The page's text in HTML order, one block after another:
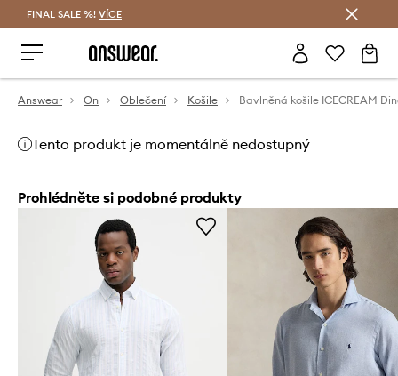
FINAL SALE %! VÍCE
Answear On Oblečení Košile
Tento produkt je momentálně nedostupný
Prohlédněte si podobné produkty